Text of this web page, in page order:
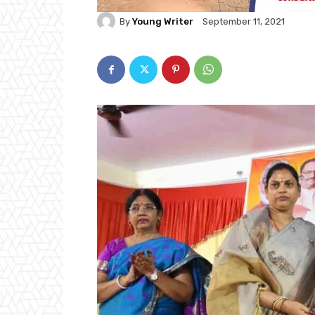
By Young Writer September 11, 2021